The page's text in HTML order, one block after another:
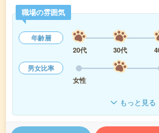
職場の雰囲気
年齢層
20代
30代
男女比率
女性
もっと見る